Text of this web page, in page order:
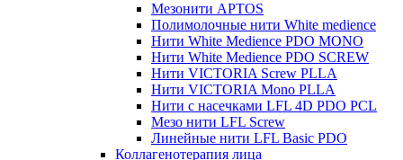
Мезонити APTOS
Полимолочные нити White medience
Нити White Medience PDO MONO
Нити White Medience PDO SCREW
Нити VICTORIA Screw PLLA
Нити VICTORIA Mono PLLA
Нити с насечками LFL 4D PDO PCL
Мезо нити LFL Screw
Линейные нити LFL Basic PDO
Коллагенотерапия лица